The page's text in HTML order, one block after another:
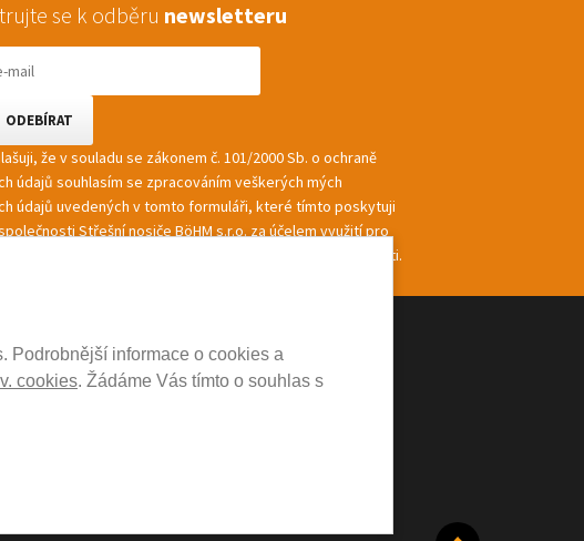
Podrobnější informace o cookies a
cookies. Žádáme Vás tímto o souhlas s
se k odběru newsletteru
že v souladu se zákonem č. 101/2000 Sb. o ochraně
údajů souhlasím se zpracováním veškerých mých
údajů uvedených v tomto formuláři, které tímto poskytuji
Střešní nosiče BöHM s.r.o. za účelem využití pro
zpracování a zasílání informací a nabídek společnosti.